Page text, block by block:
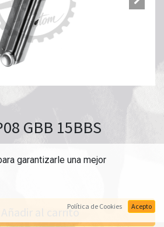
GBB 15BBS
Añadir al carrito
garantizarle una mejor
Política de Cookies Acepto